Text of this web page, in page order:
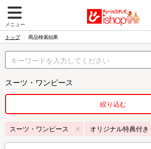
メニュー
トップ 商品検索結果
スーツ・ワンピース
絞り込む
スーツ・ワンピース オリジナル特典付き